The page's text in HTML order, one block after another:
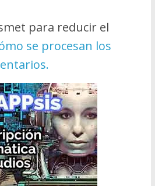
para reducir el
se procesan los